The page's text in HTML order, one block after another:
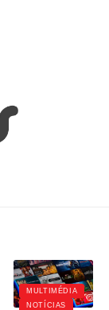
MULTIMÉDIA
NOTÍCIAS